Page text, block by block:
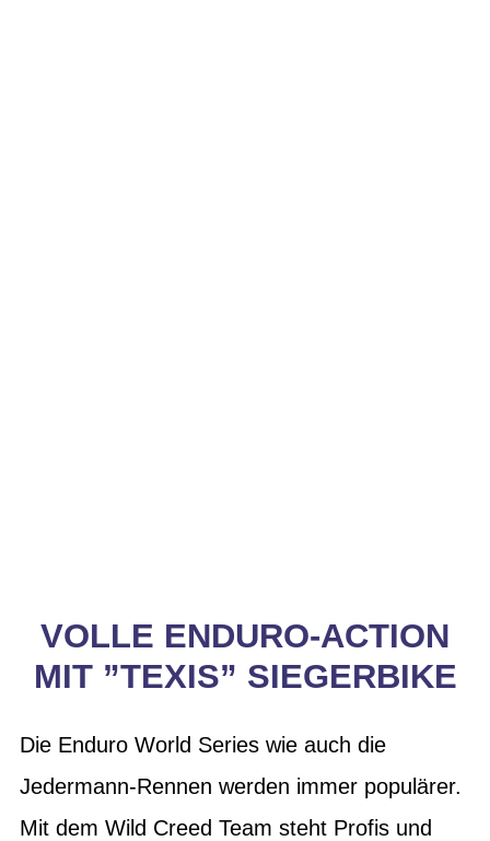
VOLLE ENDURO-ACTION
MIT ”TEXIS” SIEGERBIKE
Die Enduro World Series wie auch die
Jedermann-Rennen werden immer populärer.
Mit dem Wild Creed Team steht Profis und